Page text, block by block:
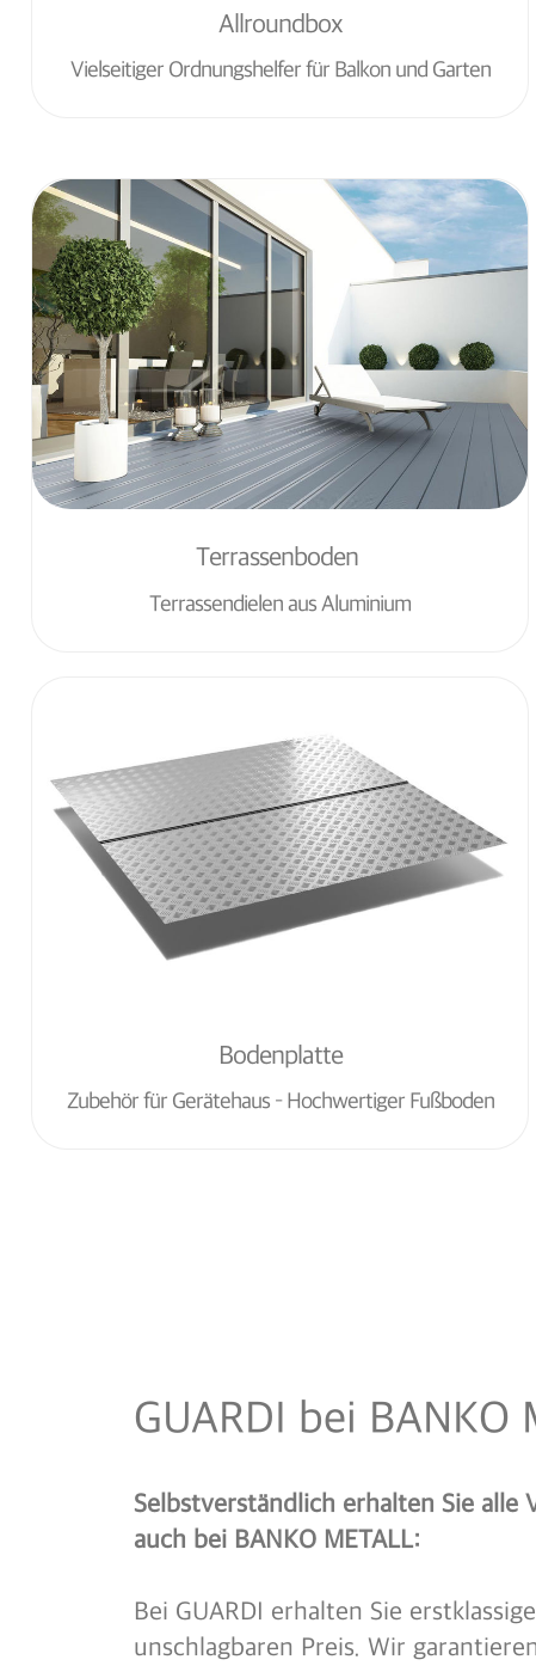
Allroundbox
Vielseitiger Ordnungshelfer für Balkon und Garten
Terrassenboden
Terrassendielen aus Aluminium
Bodenplatte
Zubehör für Gerätehaus – Hochwertiger Fußboden
GUARDI bei BANKO
Selbstverständlich erhalten Sie alle
auch bei BANKO METALL:
Bei GUARDI erhalten Sie
unschlagbaren Preis. Wir